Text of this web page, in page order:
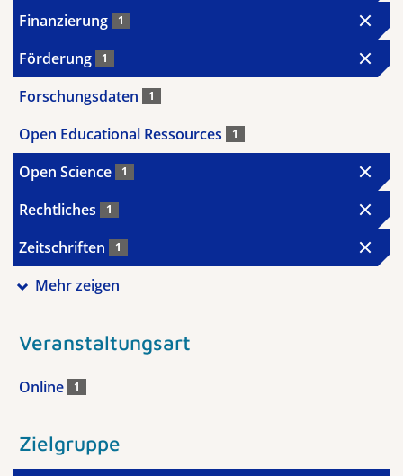
Finanzierung 1
Förderung 1
Forschungsdaten 1
Open Educational Ressources 1
Open Science 1
Rechtliches 1
Zeitschriften 1
Mehr zeigen
Veranstaltungsart
Online 1
Zielgruppe